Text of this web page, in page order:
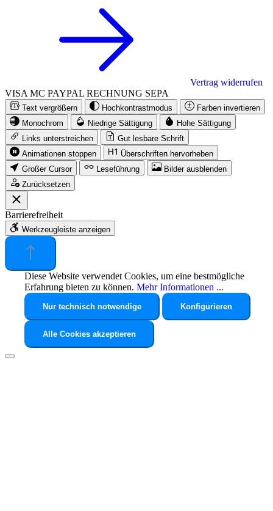
Vertrag widerrufen
VISA MC PAYPAL RECHNUNG SEPA
Text vergrößern Hochkontrastmodus
Farben invertieren
Monochrom
Niedrige Sättigung
Hohe Sättigung
Links unterstreichen
Gut lesbare Schrift
Animationen stoppen
Überschriften hervorheben
Großer Cursor
Leseführung
Bilder ausblenden
Zurücksetzen
Barrierefreiheit
Werkzeugleiste anzeigen
Diese Website verwendet Cookies, um eine bestmögliche
Erfahrung bieten zu können. Mehr Informationen ...
Nur technisch notwendige Konfigurieren
Alle Cookies akzeptieren